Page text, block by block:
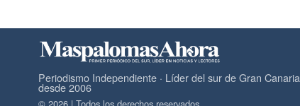
Periodismo Independiente · Líder del sur de Gran Canaria
desde 2006